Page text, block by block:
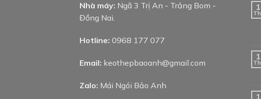
Nhà máy: Ngã 3 Trị An - Trảng Bom -
Đồng Nai.
Hotline: 0968 177 077
Email: keothepbaoanh@gmail.com
Zalo: Mái Ngói Bảo Anh